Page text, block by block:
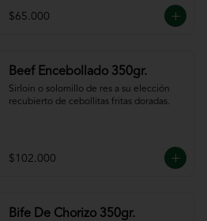
$65.000
Beef Encebollado 350gr.
Sirloin o solomillo de res a su elección
recubierto de cebollitas fritas doradas.
$102.000
Bife De Chorizo 350gr.